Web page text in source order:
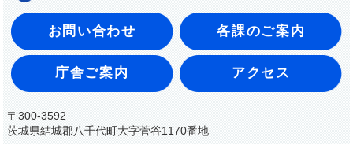
お問い合わせ 各課のご案内
庁舎ご案内 アクセス
〒300-3592
茨城県結城郡八千代町大字菅谷1170番地